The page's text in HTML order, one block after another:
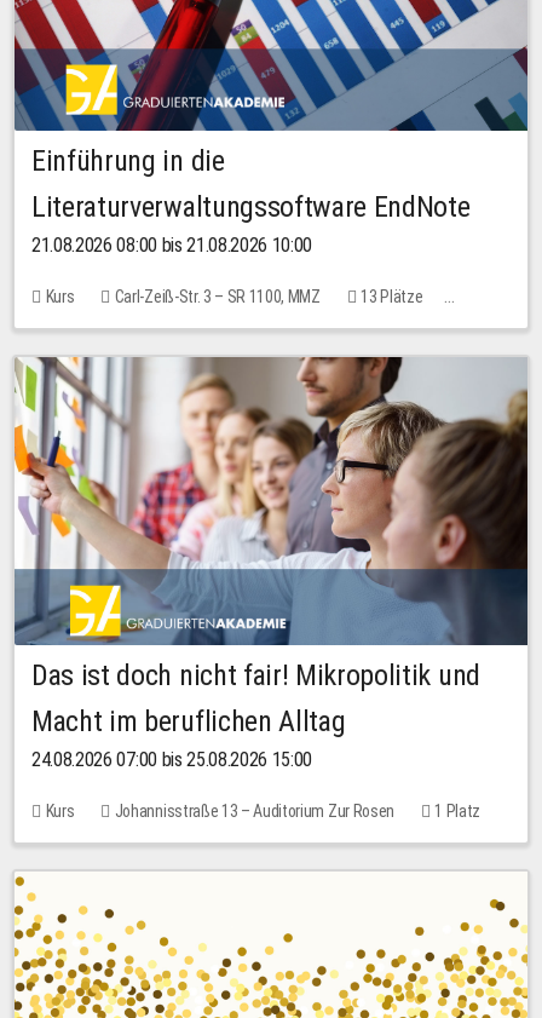
Einführung in die
Literaturverwaltungssoftware EndNote
21.08.2026 08:00 bis 21.08.2026 10:00
Kurs Carl-Zeiß-Str. 3 – SR 1100, MMZ
13 Plätze
10,00 EUR
Das ist doch nicht fair! Mikropolitik und
Macht im beruflichen Alltag
24.08.2026 07:00 bis 25.08.2026 15:00
Kurs Johannisstraße 13 – Auditorium Zur Rosen
1 Platz
30,00 EUR